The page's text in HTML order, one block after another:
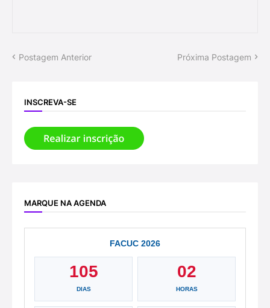
Postagem Anterior Próxima Postagem
INSCREVA-SE
MARQUE NA AGENDA
FACUC 2026
105
DIAS
02
HORAS